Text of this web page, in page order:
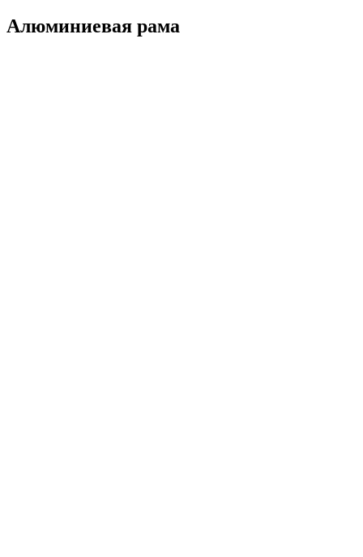
Алюминиевая рама